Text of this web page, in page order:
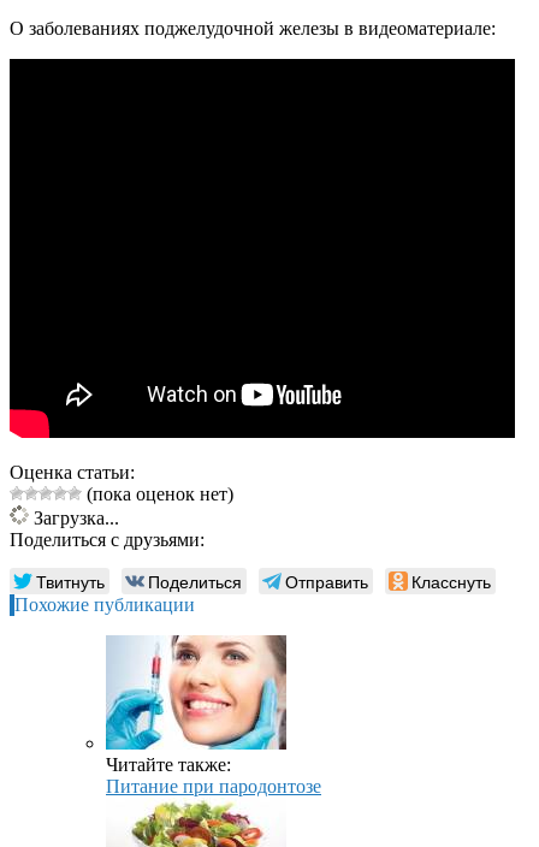
О заболеваниях поджелудочной железы в видеоматериале:
Оценка статьи:
(пока оценок нет)
Загрузка...
Поделиться с друзьями:
Твитнуть Поделиться Отправить Класснуть
Похожие публикации
Читайте также:
Питание при пародонтозе